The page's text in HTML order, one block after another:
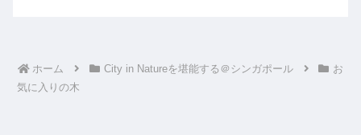
ホーム City in Natureを堪能する＠シンガポール
お
気に入りの木